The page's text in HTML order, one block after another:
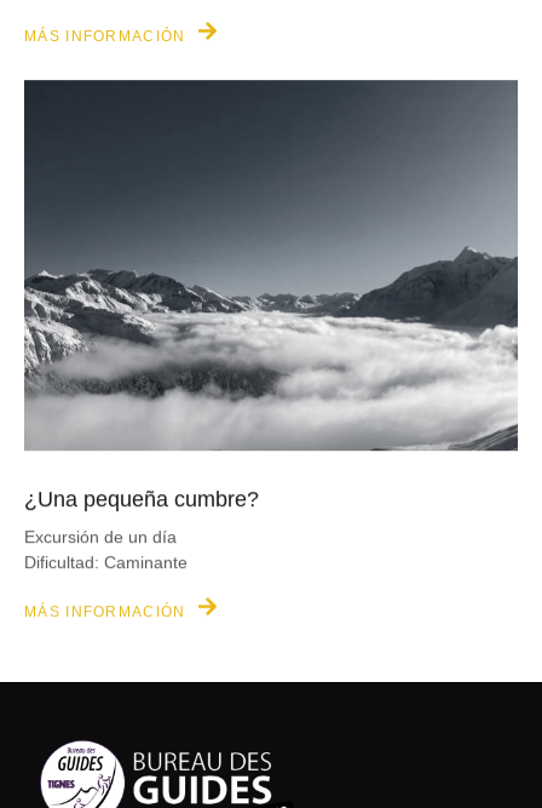
MÁS INFORMACIÓN
¿Una pequeña cumbre?
Excursión de un día
Dificultad: Caminante
MÁS INFORMACIÓN